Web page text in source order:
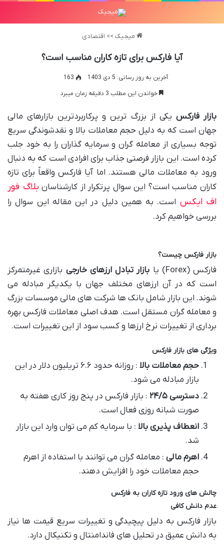
میجیک >> اقتصادی
آیا فارکس برای تازه کاران مناسب است؟
آخرین به روز رسانی: 5 دی 1403
163
خواندن این مطلب 3 دقیقه زمان میبرد
بازار فارکس یکی از بزرگ ترین و پرکاربردترین بازارهای مالی
جهان است که به دلیل حجم معاملات بالا و نقدشوندگی سریع
توجه بسیاری از معامله گران و سرمایه گذاران را به خود جلب
کرده است. این بازار فرصتی جذاب برای افرادی است که به دنبال
ورود به معاملات مالی هستند. اما آیا فارکس واقعاً برای تازه
کاران مناسب است؟ این سوال پرتکرار از کارشناسان بلاگ فور
اف ایکس است. به همین دلیل در این مقاله این سوال را
بررسی خواهیم کرد.
بازار فارکس چیست؟
فارکس (Forex) یا بازار تبادل ارزهای خارجی بازاری غیرمتمرکز
است که در آن ارزهای مختلف جهان با یکدیگر مبادله می
شوند. این بازار شامل بانک ها شرکت های مالی موسسات بزرگ
و معامله گران مستقل است. هدف اصلی معاملات فارکس بهره
برداری از تغییرات نرخ ارزها و کسب سود از این تغییرات است.
ویژگی های بازار فارکس
حجم معاملات بالا
: روزانه حدود ۶.۶ تریلیون دلار در این
بازار مبادله می شود.
دسترسی
۲۴/۵
: بازار فارکس در پنج روز کاری هفته به
صورت شبانه روزی فعال است.
انعطاف پذیری بالا : با سرمایه کم می توان وارد این بازار
شد.
اهرم مالی : معامله گران می توانند با استفاده از اهرم
حجم معاملات خود را افزایش دهند.
چالش های ورود تازه کاران به فارکس
عدم دانش کافی
بازار فارکس به دلیل پیچیدگی و تغییرات سریع قیمت ها نیاز
به دانش عمیق در تحلیل های فاندامنتال و تکنیکال دارد.